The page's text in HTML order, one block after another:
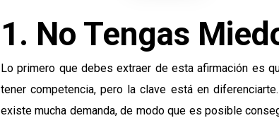
1. No Tengas
Lo primero que debes extraer de esta afirmación es
tener competencia, pero la clave está en
existe mucha demanda, de modo que es posible